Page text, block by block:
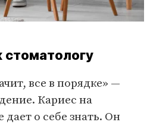
стоматологу
все в порядке» —
Кариес на
о себе знать. Он